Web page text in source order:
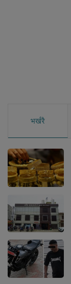
भर्खरै